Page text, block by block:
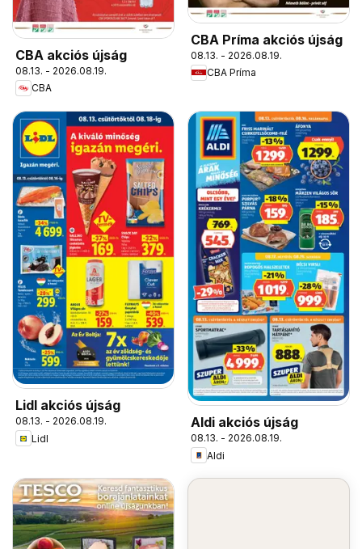
CBA akciós újság
08.13. - 2026.08.19.
CBA
CBA Príma akciós újság
08.13. - 2026.08.19.
CBA Príma
Lidl akciós újság
08.13. - 2026.08.19.
Lidl
Aldi akciós újság
08.13. - 2026.08.19.
Aldi